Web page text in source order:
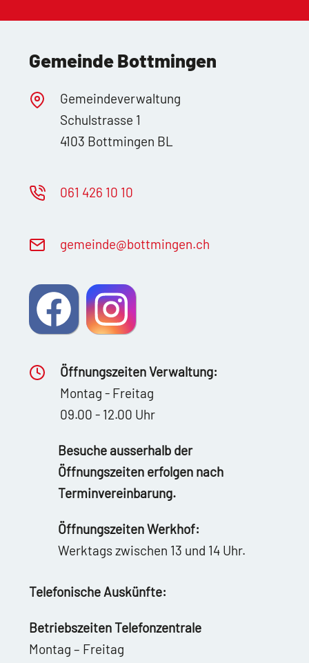
Gemeinde Bottmingen
Gemeindeverwaltung
Schulstrasse 1
4103 Bottmingen BL
061 426 10 10
g m nd b ttm ng n ch
Öffnungszeiten Verwaltung:
Montag - Freitag
09.00 - 12.00 Uhr
Besuche ausserhalb der
Öffnungszeiten erfolgen nach
Terminvereinbarung.
Öffnungszeiten Werkhof:
Werktags zwischen 13 und 14 Uhr.
Telefonische Auskünfte:
Betriebszeiten Telefonzentrale
Montag – Freitag